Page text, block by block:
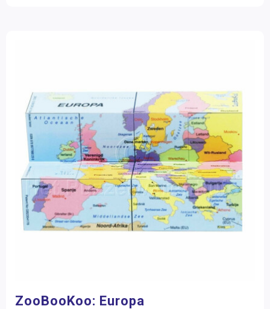
ZooBooKoo: Europa